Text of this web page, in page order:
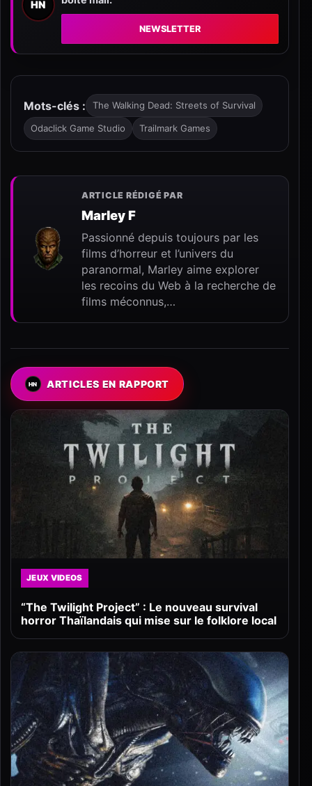
HN
NEWSLETTER
Mots-clés : The Walking Dead: Streets of Survival
Odaclick Game Studio Trailmark Games
ARTICLE RÉDIGÉ PAR
Marley F
Passionné depuis toujours par les
films d’horreur et l’univers du
paranormal, Marley aime explorer
les recoins du Web à la recherche de
films méconnus,…
ARTICLES EN RAPPORT
JEUX VIDEOS
“The Twilight Project” : Le nouveau survival
horror Thaïlandais qui mise sur le folklore local